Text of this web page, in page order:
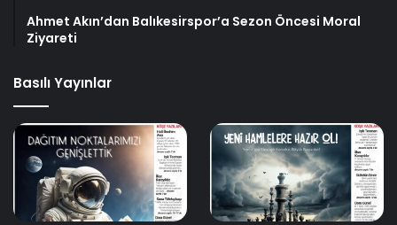
Ahmet Akın’dan Balıkesirspor’a Sezon Öncesi Moral
Ziyareti
Basılı Yayınlar